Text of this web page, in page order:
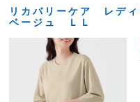
リカバリーケア レデ
ベージュ ＬＬ